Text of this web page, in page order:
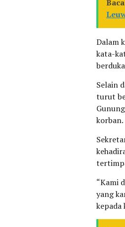
Dalam
kata-
Selain
turut
korban.
“Kami
yang
kepada